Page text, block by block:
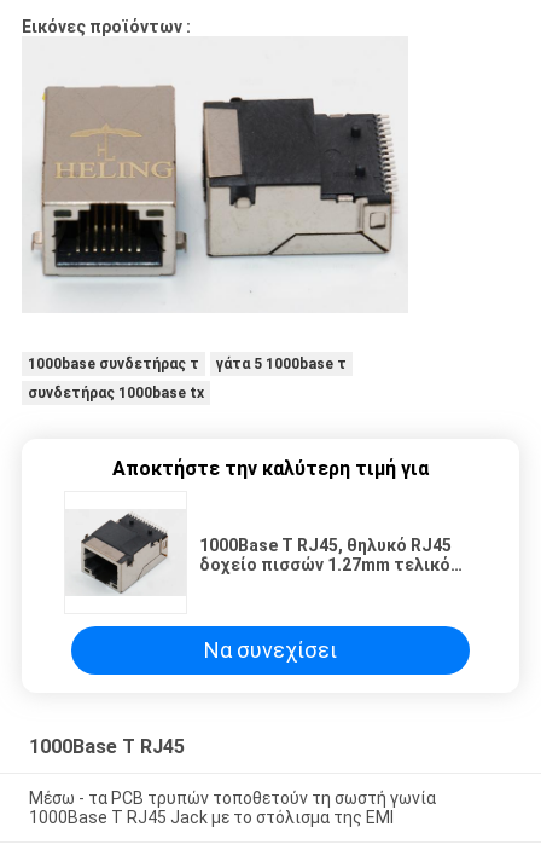
Εικόνες προϊόντων :
1000base συνδετήρας τ
γάτα 5 1000base τ
συνδετήρας 1000base tx
Αποκτήστε την καλύτερη τιμή για
1000Base Τ RJ45, θηλυκό RJ45
δοχείο πισσών 1.27mm τελικό
Να συνεχίσει
1000Base Τ RJ45
Μέσω - τα PCB τρυπών τοποθετούν τη σωστή γωνία
1000Base Τ RJ45 Jack με το στόλισμα της EMI